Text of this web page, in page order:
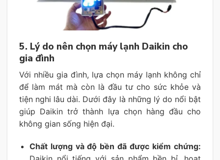
5. Lý do nên chọn máy lạnh Daikin cho
gia đình
Với nhiều gia đình, lựa chọn máy lạnh không chỉ
để làm mát mà còn là đầu tư cho sức khỏe và
tiện nghi lâu dài. Dưới đây là những lý do nổi bật
giúp Daikin trở thành lựa chọn hàng đầu cho
không gian sống hiện đại.
Chất lượng và độ bền đã được kiểm chứng: